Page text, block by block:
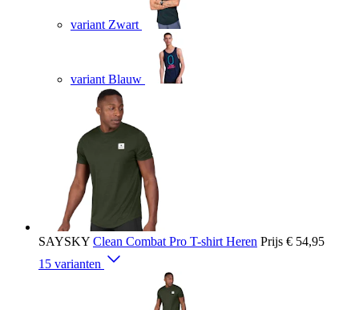
variant Zwart
variant Blauw
SAYSKY Clean Combat Pro T-shirt Heren Prijs € 54,95
15 varianten